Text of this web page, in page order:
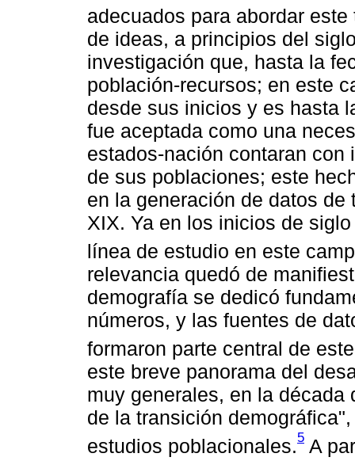
adecuados para abordar
de ideas, a principios del
investigación que, hasta la
población-recursos; en este
desde sus inicios y es hasta
fue aceptada como una
estados-nación contaran
de sus poblaciones; este
en la generación de datos
XIX. Ya en los inicios de
línea de estudio en este
relevancia quedó de
demografía se dedicó
números, y las fuentes de
formaron parte central de
este breve panorama del
muy generales, en la
de la transición
estudios poblacionales.5 A